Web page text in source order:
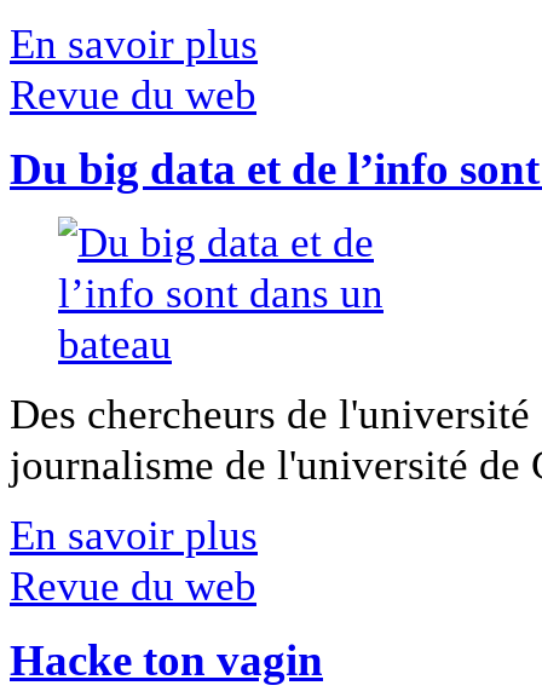
En savoir plus
Revue du web
Du big data et de l’info
Des chercheurs de
journalisme de l'université
En savoir plus
Revue du web
Hacke ton vagin